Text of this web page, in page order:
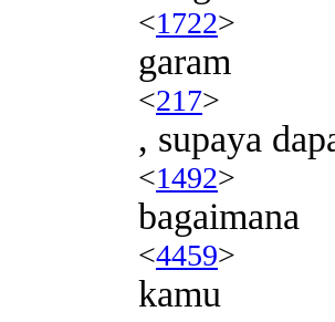
<1722>
garam
<217>
, supaya
<1492>
bagaimana
<4459>
kamu